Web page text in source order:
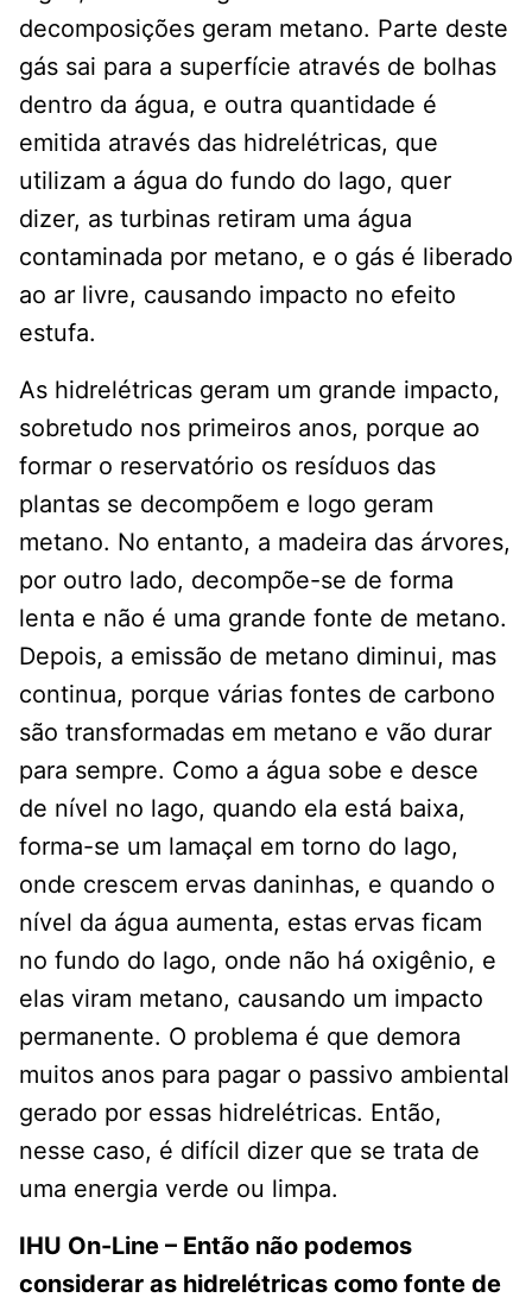
decomposições geram metano. Parte deste
gás sai para a superfície através de bolhas
dentro da água, e outra quantidade é
emitida através das hidrelétricas, que
utilizam a água do fundo do lago, quer
dizer, as turbinas retiram uma água
contaminada por metano, e o gás é liberado
ao ar livre, causando impacto no efeito
estufa.
As hidrelétricas geram um grande impacto,
sobretudo nos primeiros anos, porque ao
formar o reservatório os resíduos das
plantas se decompõem e logo geram
metano. No entanto, a madeira das árvores,
por outro lado, decompõe-se de forma
lenta e não é uma grande fonte de metano.
Depois, a emissão de metano diminui, mas
continua, porque várias fontes de carbono
são transformadas em metano e vão durar
para sempre. Como a água sobe e desce
de nível no lago, quando ela está baixa,
forma-se um lamaçal em torno do lago,
onde crescem ervas daninhas, e quando o
nível da água aumenta, estas ervas ficam
no fundo do lago, onde não há oxigênio, e
elas viram metano, causando um impacto
permanente. O problema é que demora
muitos anos para pagar o passivo ambiental
gerado por essas hidrelétricas. Então,
nesse caso, é difícil dizer que se trata de
uma energia verde ou limpa.
IHU On-Line – Então não podemos
considerar as hidrelétricas como fonte de